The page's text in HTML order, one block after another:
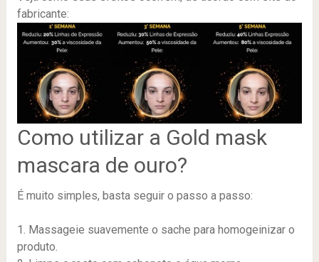
fabricante:
Como utilizar a Gold mask
mascara de ouro?
É muito simples, basta seguir o passo a passo:
1. Massageie suavemente o sache para homogeinizar o
produto.